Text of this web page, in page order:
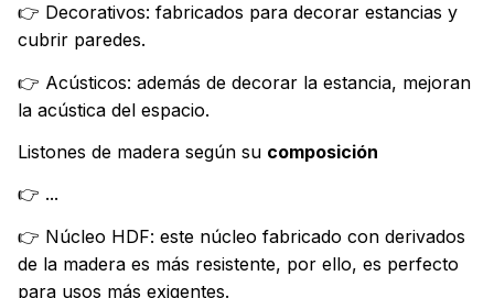
👉 Decorativos: fabricados para decorar estancias y
cubrir paredes.
👉 Acústicos: además de decorar la estancia, mejoran
la acústica del espacio.
Listones de madera según su composición
👉 ...
👉 Núcleo HDF: este núcleo fabricado con derivados
de la madera es más resistente, por ello, es perfecto
para usos más exigentes.